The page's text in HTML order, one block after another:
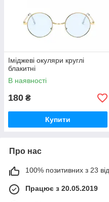
Іміджеві окуляри круглі
блакитні
В наявності
180 ₴
Купити
Про нас
100% позитивних з 23
Працює з 20.05.2019